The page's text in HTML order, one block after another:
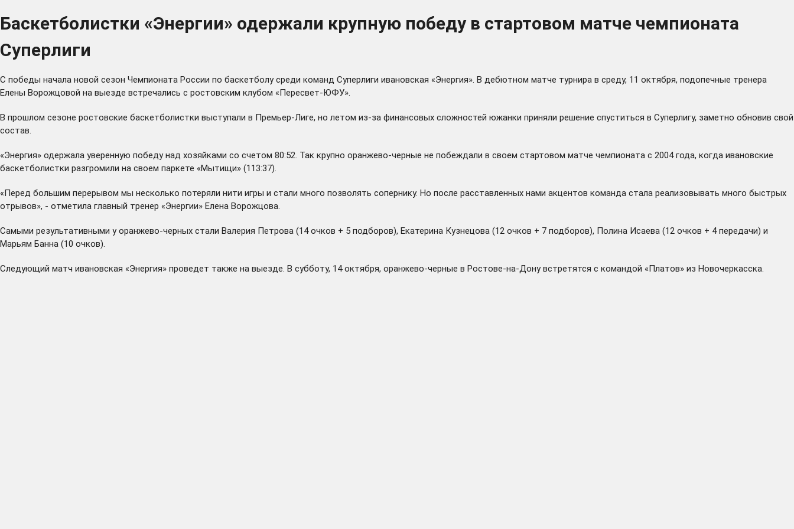
Баскетболистки «Энергии» одержали крупную победу в стартовом матче чемпионата
Суперлиги
С победы начала новой сезон Чемпионата России по баскетболу среди команд Суперлиги ивановская «Энергия». В дебютном матче турнира в среду, 11 октября, подопечные тренера
Елены Ворожцовой на выезде встречались с ростовским клубом «Пересвет-ЮФУ».
В прошлом сезоне ростовские баскетболистки выступали в Премьер-Лиге, но летом из-за финансовых сложностей южанки приняли решение спуститься в Суперлигу, заметно обновив свой
состав.
«Энергия» одержала уверенную победу над хозяйками со счетом 80:52. Так крупно оранжево-черные не побеждали в своем стартовом матче чемпионата с 2004 года, когда ивановские
баскетболистки разгромили на своем паркете «Мытищи» (113:37).
«Перед большим перерывом мы несколько потеряли нити игры и стали много позволять сопернику. Но после расставленных нами акцентов команда стала реализовывать много быстрых
отрывов», - отметила главный тренер «Энергии» Елена Ворожцова.
Самыми результативными у оранжево-черных стали Валерия Петрова (14 очков + 5 подборов), Екатерина Кузнецова (12 очков + 7 подборов), Полина Исаева (12 очков + 4 передачи) и
Марьям Банна (10 очков).
Следующий матч ивановская «Энергия» проведет также на выезде. В субботу, 14 октября, оранжево-черные в Ростове-на-Дону встретятся с командой «Платов» из Новочеркасска.